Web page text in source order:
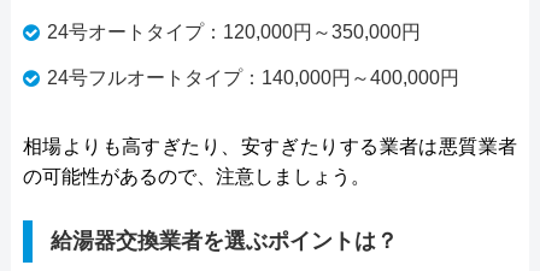
24号オートタイプ：120,000円～350,000円
24号フルオートタイプ：140,000円～400,000円
相場よりも高すぎたり、安すぎたりする業者は悪質業者
の可能性があるので、注意しましょう。
給湯器交換業者を選ぶポイントは？